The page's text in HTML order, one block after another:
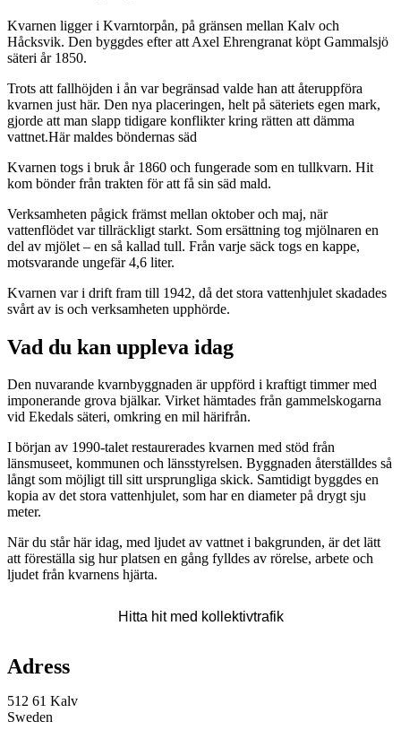
Kvarnen ligger i Kvarntorpån, på gränsen mellan Kalv och
Håcksvik. Den byggdes efter att Axel Ehrengranat köpt Gammalsjö
säteri år 1850.
Trots att fallhöjden i ån var begränsad valde han att återuppföra
kvarnen just här. Den nya placeringen, helt på säteriets egen mark,
gjorde att man slapp tidigare konflikter kring rätten att dämma
vattnet.Här maldes böndernas säd
Kvarnen togs i bruk år 1860 och fungerade som en tullkvarn. Hit
kom bönder från trakten för att få sin säd mald.
Verksamheten pågick främst mellan oktober och maj, när
vattenflödet var tillräckligt starkt. Som ersättning tog mjölnaren en
del av mjölet – en så kallad tull. Från varje säck togs en kappe,
motsvarande ungefär 4,6 liter.
Kvarnen var i drift fram till 1942, då det stora vattenhjulet skadades
svårt av is och verksamheten upphörde.
Vad du kan uppleva idag
Den nuvarande kvarnbyggnaden är uppförd i kraftigt timmer med
imponerande grova bjälkar. Virket hämtades från gammelskogarna
vid Ekedals säteri, omkring en mil härifrån.
I början av 1990-talet restaurerades kvarnen med stöd från
länsmuseet, kommunen och länsstyrelsen. Byggnaden återställdes så
långt som möjligt till sitt ursprungliga skick. Samtidigt byggdes en
kopia av det stora vattenhjulet, som har en diameter på drygt sju
meter.
När du står här idag, med ljudet av vattnet i bakgrunden, är det lätt
att föreställa sig hur platsen en gång fylldes av rörelse, arbete och
ljudet från kvarnens hjärta.
Hitta hit med kollektivtrafik
Adress
512 61 Kalv
Sweden